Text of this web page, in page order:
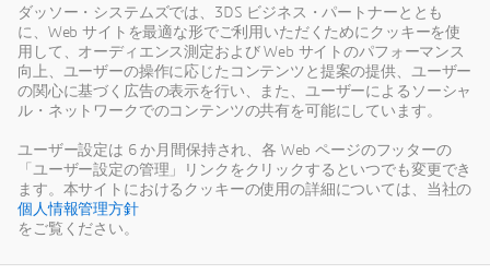
このコンテンツは、サードパーティーによってホストされます。外部
したものとみなされます。
ユーザーの選択を記憶します。
ユーザーの選択は、ダッソー・システムズが管理するクッキーに保存
ダッソー・システムズでは、3DS ビジネス・パートナーととも
に、Web サイトを最適な形でご利用いただくためにクッキーを使
用して、オーディエンス測定および Web サイトのパフォーマンス
向上、ユーザーの操作に応じたコンテンツと提案の提供、ユーザー
の関心に基づく広告の表示を行い、また、ユーザーによるソーシャ
ル・ネットワークでのコンテンツの共有を可能にしています。
ユーザー設定は 6 か月間保持され、各 Web ページのフッターの
「ユーザー設定の管理」リンクをクリックするといつでも変更でき
ます。本サイトにおけるクッキーの使用の詳細については、当社の
個人情報管理方針
をご覧ください。